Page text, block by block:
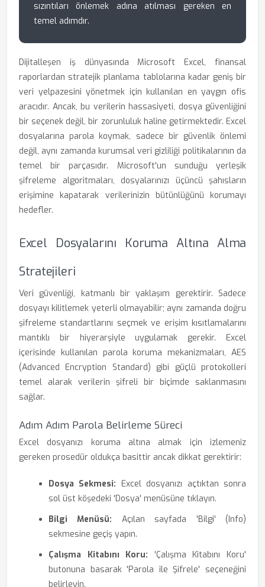
sızıntıları önlemek adına atılması gereken en
temel adımdır.
Dijitalleşen iş dünyasında Microsoft Excel, finansal
raporlardan stratejik planlama tablolarına kadar geniş bir
veri yelpazesini yönetmek için kullanılan en yaygın ofis
aracıdır. Ancak, bu verilerin hassasiyeti, dosya güvenliğini
bir seçenek değil, bir zorunluluk haline getirmektedir. Excel
dosyalarına parola koymak, sadece bir güvenlik önlemi
değil, aynı zamanda kurumsal veri gizliliği politikalarının da
temel bir parçasıdır. Microsoft'un sunduğu yerleşik
şifreleme algoritmaları, dosyalarınızı üçüncü şahısların
erişimine kapatarak verilerinizin bütünlüğünü korumayı
hedefler.
Excel Dosyalarını Koruma Altına Alma
Stratejileri
Veri güvenliği, katmanlı bir yaklaşım gerektirir. Sadece
dosyayı kilitlemek yeterli olmayabilir; aynı zamanda doğru
şifreleme standartlarını seçmek ve erişim kısıtlamalarını
mantıklı bir hiyerarşiyle uygulamak gerekir. Excel
içerisinde kullanılan parola koruma mekanizmaları, AES
(Advanced Encryption Standard) gibi güçlü protokolleri
temel alarak verilerin şifreli bir biçimde saklanmasını
sağlar.
Adım Adım Parola Belirleme Süreci
Excel dosyanızı koruma altına almak için izlemeniz
gereken prosedür oldukça basittir ancak dikkat gerektirir:
Dosya Sekmesi: Excel dosyanızı açtıktan sonra
sol üst köşedeki 'Dosya' menüsüne tıklayın.
Bilgi Menüsü: Açılan sayfada 'Bilgi' (Info)
sekmesine geçiş yapın.
Çalışma Kitabını Koru: 'Çalışma Kitabını Koru'
butonuna basarak 'Parola ile Şifrele' seçeneğini
belirleyin.